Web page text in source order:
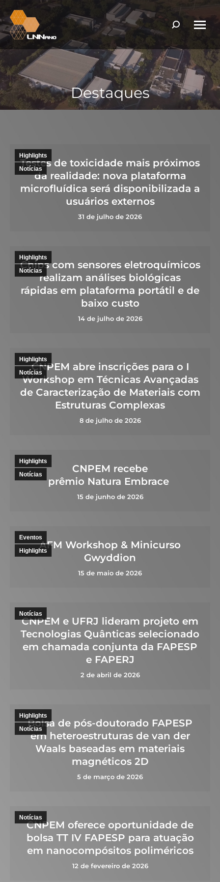
Search:
Destaques
Highlights
Notícias
Testes de toxicidade mais próximos
da realidade: nova plataforma
microfluídica será disponibilizada a
usuários externos
31 de julho de 2026
Highlights
Notícias
Chips com sensores eletroquímicos
realizam análises biológicas
rápidas em plataforma portátil e de
baixo custo
14 de julho de 2026
Highlights
NotíciasCNPEM abre inscrições para o I
Workshop em Técnicas Avançadas
de Caracterização de Materiais com
Estruturas Complexas
8 de julho de 2026
Highlights
Notícias
CNPEM recebe
prêmio Natura Embrace
15 de junho de 2026
Eventos
HighlightsAFM Workshop & Minicurso
Gwyddion
15 de maio de 2026
Notícias
CNPEM e UFRJ lideram projeto em
Tecnologias Quânticas selecionado
em chamada conjunta da FAPESP
e FAPERJ
2 de abril de 2026
Highlights
Notícias
Bolsa de pós-doutorado FAPESP
em heteroestruturas de van der
Waals baseadas em materiais
magnéticos 2D
5 de março de 2026
Notícias
CNPEM oferece oportunidade de
bolsa TT IV FAPESP para atuação
em nanocompósitos poliméricos
12 de fevereiro de 2026